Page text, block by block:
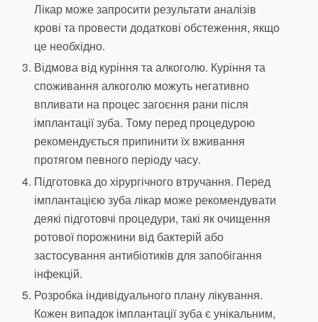
Лікар може запросити результати аналізів
крові та провести додаткові обстеження, якщо
це необхідно.
Відмова від куріння та алкоголю. Куріння та
споживання алкоголю можуть негативно
впливати на процес загоєння рани після
імплантації зуба. Тому перед процедурою
рекомендується припинити їх вживання
протягом певного періоду часу.
Підготовка до хірургічного втручання. Перед
імплантацією зуба лікар може рекомендувати
деякі підготовчі процедури, такі як очищення
ротової порожнини від бактерій або
застосування антибіотиків для запобігання
інфекцій.
Розробка індивідуального плану лікування.
Кожен випадок імплантації зуба є унікальним,